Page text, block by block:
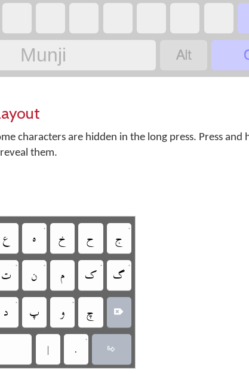
Munji ‏
characters are hidden in the long press. Press and
them.
‏ ‏ • ‏ ‏ ‏ •
‏ • ‏ • ‏ ‏ • ‏ •
‏ • ‏ ‏ • ‏ ‏
‏ ‏ •
‏